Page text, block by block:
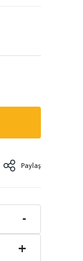
Paylaş